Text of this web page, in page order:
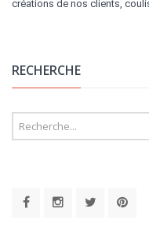
créations de nos clients,
RECHERCHE